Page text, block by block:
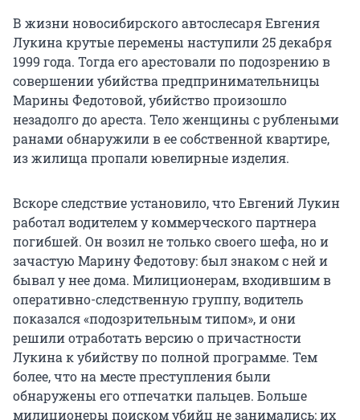
В жизни новосибирского автослесаря Евгения
Лукина крутые перемены наступили 25 декабря
1999 года. Тогда его арестовали по подозрению в
совершении убийства предпринимательницы
Марины Федотовой, убийство произошло
незадолго до ареста. Тело женщины с рублеными
ранами обнаружили в ее собственной квартире,
из жилища пропали ювелирные изделия.
Вскоре следствие установило, что Евгений Лукин
работал водителем у коммерческого партнера
погибшей. Он возил не только своего шефа, но и
зачастую Марину Федотову: был знаком с ней и
бывал у нее дома. Милиционерам, входившим в
оперативно-следственную группу, водитель
показался «подозрительным типом», и они
решили отработать версию о причастности
Лукина к убийству по полной программе. Тем
более, что на месте преступления были
обнаружены его отпечатки пальцев. Больше
милиционеры поиском убийц не занимались: их